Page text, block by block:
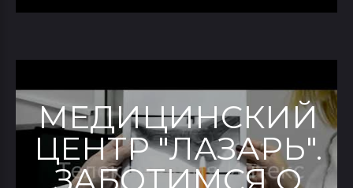
МЕДИЦИНСКИЙ
ЦЕНТР "ЛАЗАРЬ".
ЗАБОТИМСЯ О